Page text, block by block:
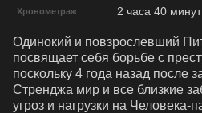
Хронометраж 2 часа 40
Одинокий и повзрослевший
посвящает себя борьбе с
поскольку 4 года назад после
Стренджа мир и все близкие
угроз и нагрузки на Человека-